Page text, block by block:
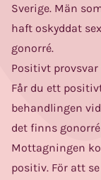
Sverige. Män
haft oskyddat
gonorré.
Positivt
Får du ett
behandlingen
det finns
Mottagningen
positiv. För att